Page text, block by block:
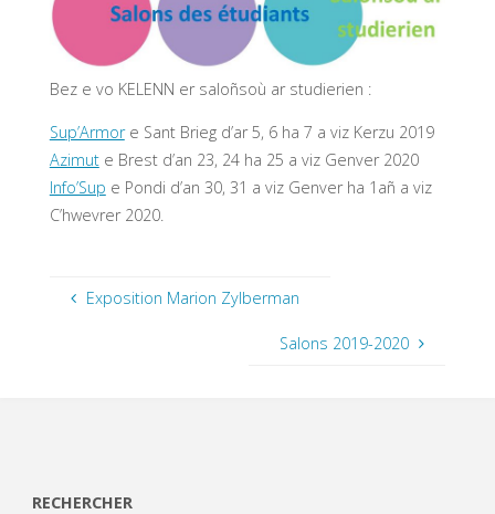
Bez e vo KELENN er saloñsoù ar studierien :
Sup’Armore Sant Brieg d’ar 5, 6 ha 7 a viz Kerzu 2019
Azimute Brest d’an 23, 24 ha 25 a viz Genver 2020
Info’Sup e Pondi d’an 30, 31 a viz Genver ha 1añ a viz
C’hwevrer 2020.
Exposition Marion Zylberman
Salons 2019-2020
RECHERCHER